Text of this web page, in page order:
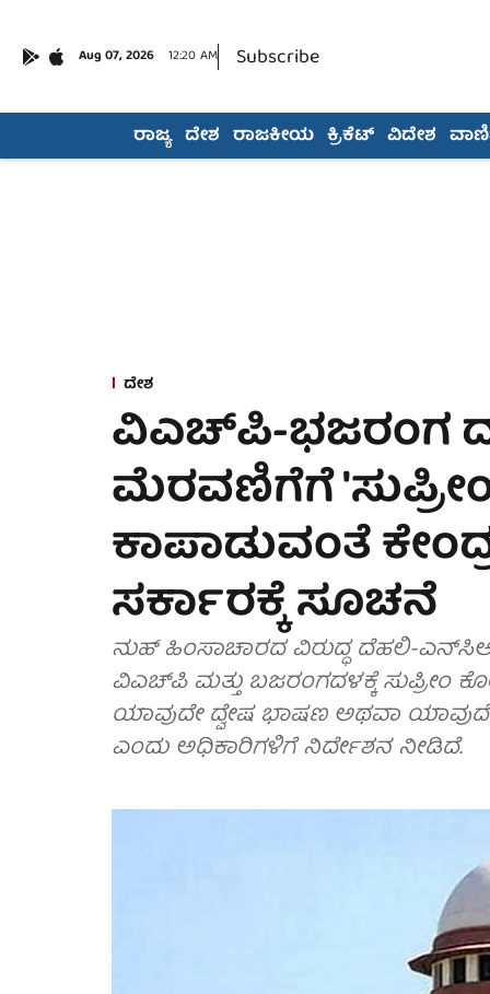
Aug 07, 2026 12:20 AM Subscribe
ರಾಜ್ಯ ದೇಶ ರಾಜಕೀಯ ಕ್ರಿಕೆಟ್ ವಿದೇಶ
ದೇಶ
ವಿಎಚ್‌ಪಿ-ಭಜರಂಗ
ಮೆರವಣಿಗೆಗೆ
ಕಾಪಾಡುವಂತೆ
ಸರ್ಕಾರಕ್ಕೆ ಸೂಚನೆ
ನುಹ್ ಹಿಂಸಾಚಾರದ ವಿರುದ್ಧ ದೆಹಲಿ-
ವಿಎಚ್‌ಪಿ ಮತ್ತು ಬಜರಂಗದಳಕ್ಕೆ
ಯಾವುದೇ ದ್ವೇಷ ಭಾಷಣ ಅಥವಾ
ಎಂದು ಅಧಿಕಾರಿಗಳಿಗೆ ನಿರ್ದೇಶನ ನೀಡಿದೆ.